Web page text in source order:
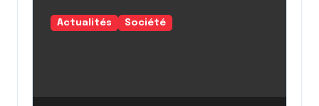
Actualités Société